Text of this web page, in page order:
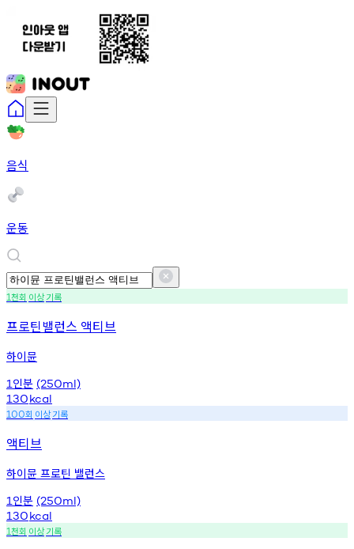
음식
운동
1천회 이상기록
프로틴밸런스 액티브
하이뮨
1 인분 (250ml)
130kcal
100회 이상기록
액티브
하이뮨 프로틴 밸런스
1 인분 (250ml)
130kcal
1천회 이상기록